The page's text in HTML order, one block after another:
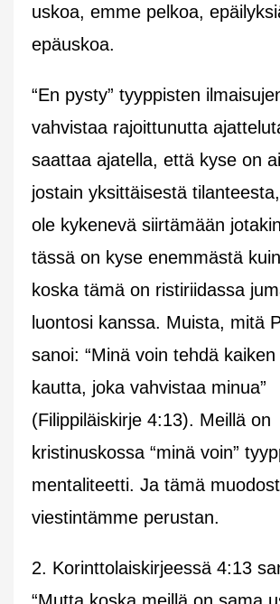
uskoa, emme pelkoa,
epäuskoa.
“En pysty” tyyppisten
vahvistaa rajoittunutta
saattaa ajatella, että kyse on
jostain yksittäisestä
ole kykenevä siirtämään
tässä on kyse enemmästä
koska tämä on ristiriidassa
luontosi kanssa. Muista, mitä
sanoi: “Minä voin tehdä
kautta, joka vahvistaa minua”
(Filippiläiskirje 4:13). Meillä on
kristinuskossa “minä voin”
mentaliteetti. Ja tämä
viestintämme perustan.
2. Korinttolaiskirjeessä 4:13
“Mutta koska meillä on sama